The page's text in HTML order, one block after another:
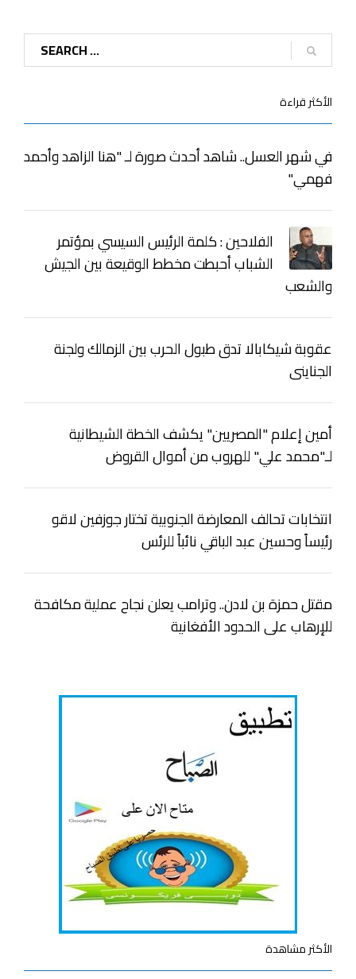
الأكثر قراءة
في شهر العسل.. شاهد أحدث صورة لـ "هنا الزاهد وأحمد
فهمي"
الفلاحين : كلمة الرئيس السيسي بمؤتمر
الشباب أحبطت مخطط الوقيعة بين الجيش
والشعب
عقوبة شيكابالا تدق طبول الحرب بين الزمالك ولجنة
الجناينى
أمين إعلام "المصريين" يكشف الخطة الشيطانية
لـ"محمد علي" للهروب من أموال القروض
انتخابات تحالف المعارضة الجنوبية تختار جوزفين لاقو
رئيساً وحسين عبد الباقي نائباً للرئس
مقتل حمزة بن لادن.. وترامب يعلن نجاح عملية مكافحة
للإرهاب على الحدود الأفغانية
الأكثر مشاهدة